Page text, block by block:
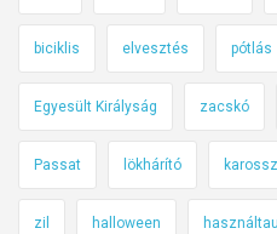
biciklis elvesztés pótlás
Egyesült Királyság zacskó
Passat lökhárító
zil halloween